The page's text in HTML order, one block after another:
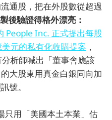
通股，把在外股數從超過
後驗證得格外漂亮：
People Inc. 正式提出每股
元的私有化收購提案 ，
析師喊出「董事會應該
大股東用真金白銀同向加
號。
只用「美國本土本業」估